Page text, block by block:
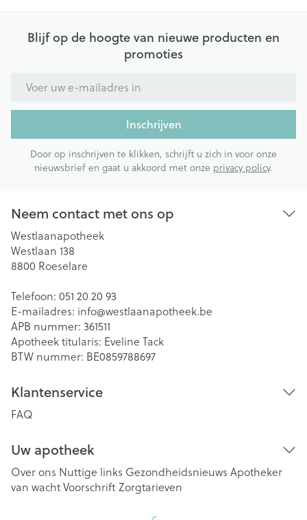
Blijf op de hoogte van nieuwe producten en
promoties
Inschrijven
Door op inschrijven te klikken, schrijft u zich in voor onze
nieuwsbrief en gaat u akkoord met onze privacy policy.
Neem contact met ons op
Westlaanapotheek
Westlaan 138
8800 Roeselare
Telefoon: 051 20 20 93
E-mailadres: info@westlaanapotheek.be
APB nummer: 361511
Apotheek titularis: Eveline Tack
BTW nummer: BE0859788697
Klantenservice
FAQ
Uw apotheek
Over ons Nuttige links Gezondheidsnieuws Apotheker
van wachtVoorschriftZorgtarieven